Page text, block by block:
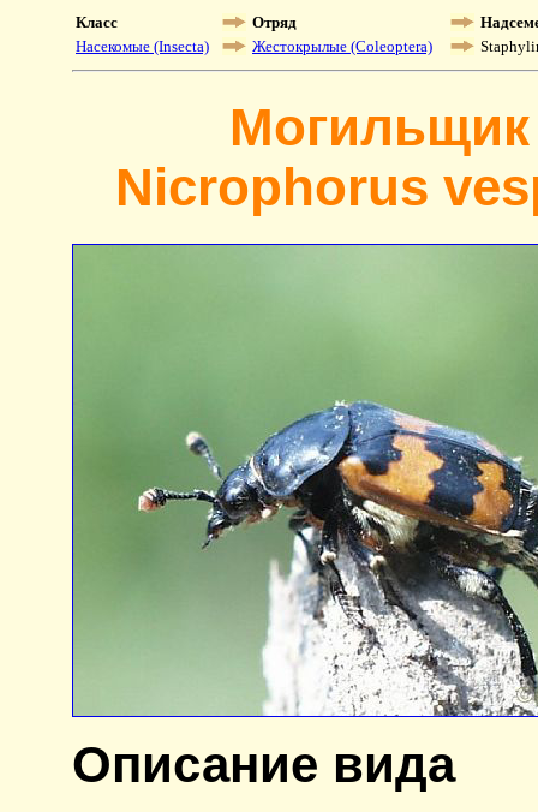
Класс Отряд
Насекомые (Insecta)
Жестокрылые (Coleoptera)
Nicrophorus
Описание вида